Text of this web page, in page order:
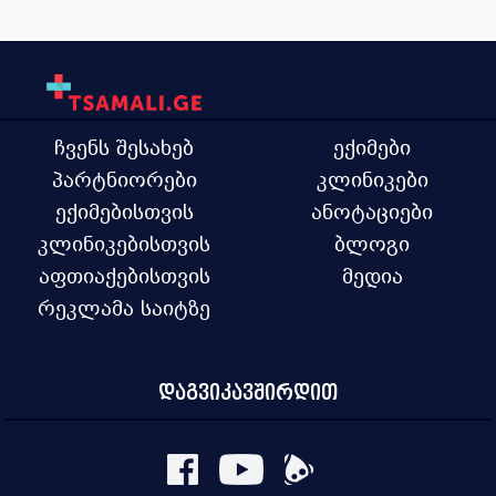
ჩვენს შესახებ
პარტნიორები
ექიმებისთვის
კლინიკებისთვის
აფთიაქებისთვის
რეკლამა საიტზე
ექიმები
კლინიკები
ანოტაციები
ბლოგი
მედია
დაგვიკავშირდით